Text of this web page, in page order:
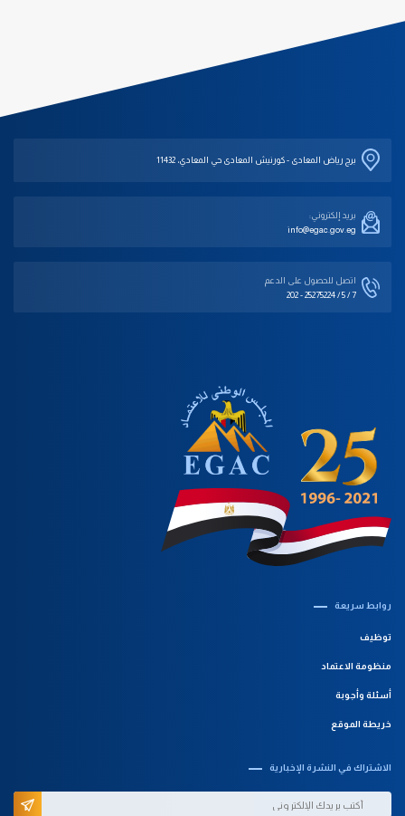
برج رياض المعادى - كورنيش المعادى حي المعادي، 11432
بريد إلكتروني:
info@egac.gov.eg
اتصل للحصول على الدعم‎
202 - 25275224 / 5 / 7
روابط سريعة‎
توظيف
منظومة الاعتماد
أسئلة وأجوبة
خريطة الموقع
الاشتراك في النشرة الإخبارية